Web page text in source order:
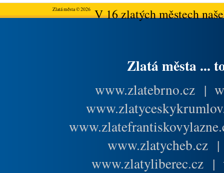
Zlatá města © 2026V 16 zlatých městech
Zlatá města ...
www.zlatebrno.cz |
www.zlatycheb.cz
www.zlatyliberec.cz |